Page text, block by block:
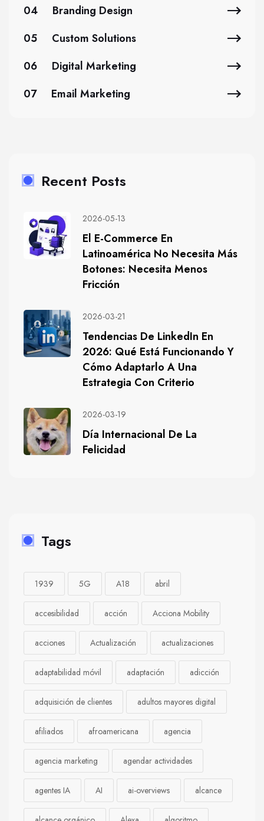
04
Branding Design
05
Custom Solutions
06
Digital Marketing
07
Email Marketing
Recent Posts
2026-05-13
El E-Commerce En
Latinoamérica No Necesita Más
Botones: Necesita Menos
Fricción
2026-03-21
Tendencias De LinkedIn En
2026: Qué Está Funcionando Y
Cómo Adaptarlo A Una
Estrategia Con Criterio
2026-03-19
Día Internacional De La
Felicidad
Tags
1939 5G A18 abril
accesibilidad acción Acciona Mobility
acciones Actualización actualizaciones
adaptabilidad móvil adaptación adicción
adquisición de clientes adultos mayores digital
afiliados afroamericana agencia
agencia marketing agendar actividades
agentes IA AI ai-overviews alcance